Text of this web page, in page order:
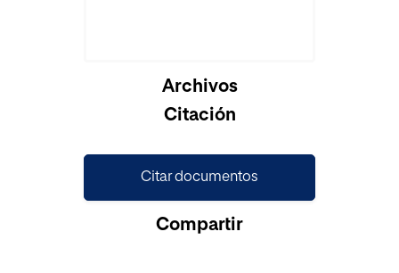
Archivos
Citación
Citar documentos
Compartir